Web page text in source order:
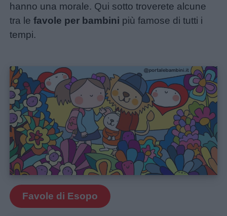
hanno una morale. Qui sotto troverete alcune
tra lefavole per bambini più famose di tutti i
tempi.
Favole di Esopo